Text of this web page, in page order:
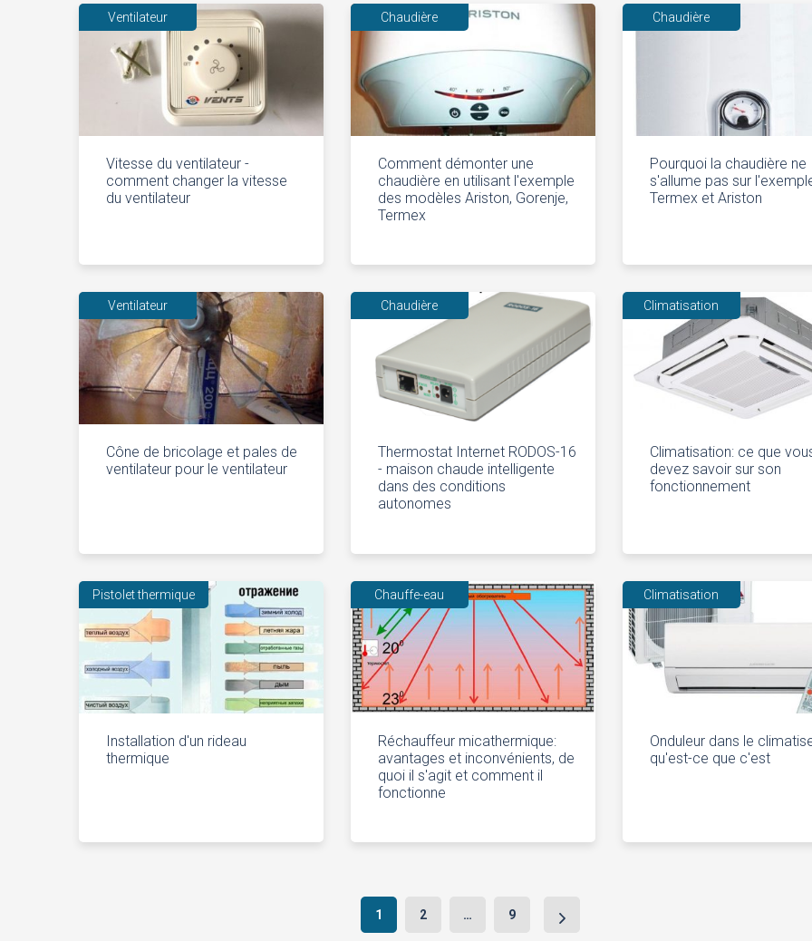
Ventilateur
Vitesse du ventilateur -
comment changer la vitesse
du ventilateur
Chaudière
Comment démonter une
chaudière en utilisant l'exemple
des modèles Ariston, Gorenje,
Termex
Chaudière
Pourquoi la chaudière ne
s'allume pas sur
Termex et Ariston
Ventilateur
Cône de bricolage et pales de
ventilateur pour le ventilateur
Chaudière
Thermostat Internet RODOS-16
- maison chaude intelligente
dans des conditions
autonomes
Climatisation
Climatisation: ce que
devez savoir sur son
fonctionnement
Pistolet thermique
Installation d'un rideau
thermique
Chauffe-eau
Réchauffeur micathermique:
avantages et inconvénients, de
quoi il s'agit et comment il
fonctionne
Climatisation
Onduleur dans le
qu'est-ce que c'est
1 2 … 9